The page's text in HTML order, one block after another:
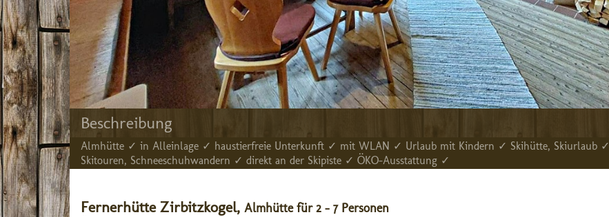
Beschreibung
Almhütte ✓ in Alleinlage ✓ haustierfreie Unterkunft ✓ mit WLAN ✓ Urlaub mit Kindern ✓ Skihütte, Skiurlaub ✓
Skitouren, Schneeschuhwandern ✓ direkt an der Skipiste ✓ ÖKO-Ausstattung ✓
Fernerhütte Zirbitzkogel, Almhütte für 2 - 7 Personen